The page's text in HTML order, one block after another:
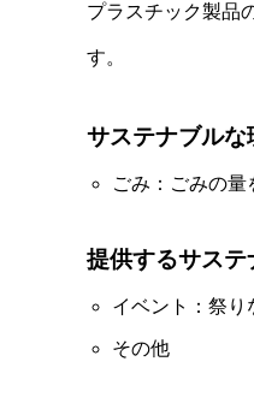
プラスチック製品
す。
サステナブルな
ごみ：ごみの
提供するサステ
イベント：祭り
その他